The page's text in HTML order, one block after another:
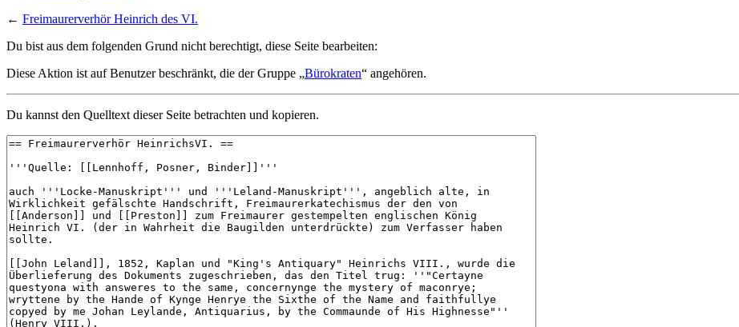
← Freimaurerverhör Heinrich des VI.
Du bist aus dem folgenden Grund nicht berechtigt, diese Seite bearbeiten:
Diese Aktion ist auf Benutzer beschränkt, die der Gruppe „Bürokraten“ angehören.
Du kannst den Quelltext dieser Seite betrachten und kopieren.